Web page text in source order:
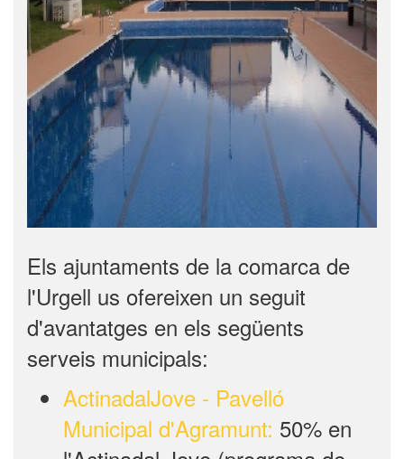
Els ajuntaments de la comarca de
l'Urgell us ofereixen un seguit
d'avantatges en els següents
serveis municipals:
ActinadalJove - Pavelló
Municipal d'Agramunt: 50% en